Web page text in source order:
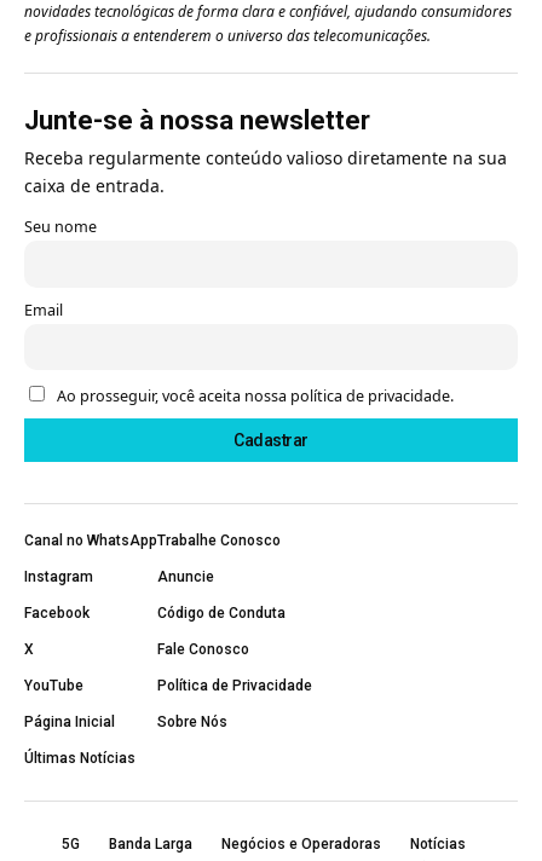
novidades tecnológicas de forma clara e confiável, ajudando consumidores
e profissionais a entenderem o universo das telecomunicações.
Junte-se à nossa newsletter
Receba regularmente conteúdo valioso diretamente na sua
caixa de entrada.
Seu nome
Email
Ao prosseguir, você aceita nossa política de privacidade.
Canal no WhatsApp
Instagram
Facebook
X
YouTube
Página Inicial
Últimas Notícias
Trabalhe Conosco
Anuncie
Código de Conduta
Fale Conosco
Política de Privacidade
Sobre Nós
5G Banda Larga Negócios e Operadoras
Notícias